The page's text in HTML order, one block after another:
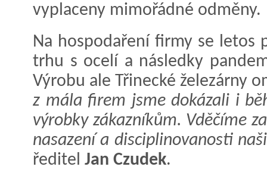
vyplaceny mimořádné odměny.
Na hospodaření firmy se letos
trhu s ocelí a následky
Výrobu ale Třinecké železárny
z mála firem jsme dokázali i
výrobky zákazníkům. Vděčíme
nasazení a disciplinovanosti
ředitel Jan Czudek.